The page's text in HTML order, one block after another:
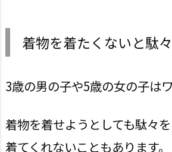
着物を着たくないと駄
3歳の男の子や5歳の女の子は
着物を着せようとしても駄々
着てくれないこともあります。